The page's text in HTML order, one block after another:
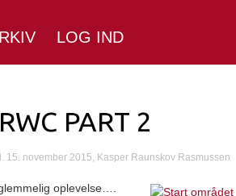
LOG IND
PART 2
15. november 2015, Kasper Raunskov Rasmussen
oplevelse….